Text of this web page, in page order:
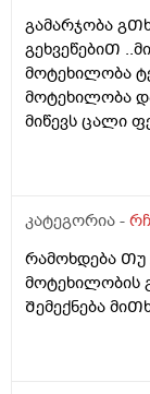
გამარჯობა
გეხვეწებიᲗ
მოტეხილობა
მოტეხილობა
მიწევს ცალი
Შესვლის
იმოქმედებს
გავდივარ
ბუასილი
კატეგორია -
რამოხდება Თუ
მოტეხილობის
Შემექნება